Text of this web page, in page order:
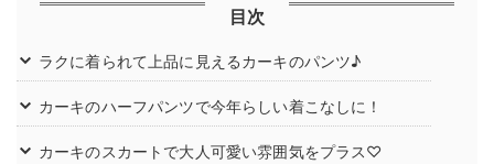
目次
ラクに着られて上品に見えるカーキのパンツ♪
カーキのハーフパンツで今年らしい着こなしに！
カーキのスカートで大人可愛い雰囲気をプラス♡